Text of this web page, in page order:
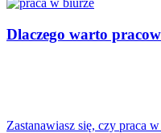
Dlaczego warto
Zastanawiasz się, czy praca